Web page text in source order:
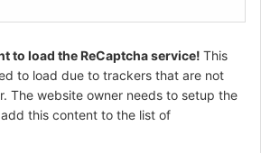
to load the ReCaptcha service! This
to load due to trackers that are not
The website owner needs to setup the
this content to the list of